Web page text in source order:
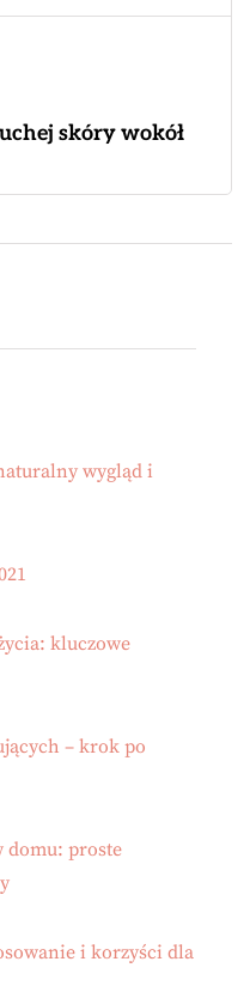
skóry wokół
wygląd i
kluczowe
– krok po
domu: proste
i korzyści dla